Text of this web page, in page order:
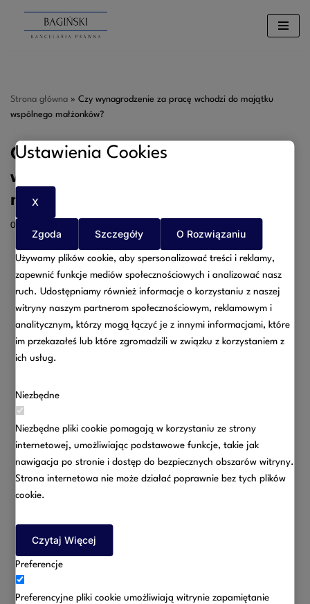
Przejdź
Strona główna » Czy wynagrodzenie za pracę wchodzi do majątku
wspólnego małżonków?
Czy wynagrodzenie za pracę
wchodzi do majątku wspólnego
małżonków?
09/07/2025
Czy wynagrodzenie za pracę wchodzi do majątku
składników majątku wspólnego. Kwestia ta jest
uregulowana w kodeksie rodzinnym i opiekuńczym, który
stanowi jednoznacznie, że pobrane wynagrodzenie za pracę
oraz dochody z innej działalności zarobkowej małżonka
Ustawienia Cookies
X
Zgoda Szczegóły O Rozwiązaniu
Używamy plików cookie, aby spersonalizować treści i reklamy,
zapewnić funkcje mediów społecznościowych i analizować nasz
ruch. Udostępniamy również informacje o korzystaniu z naszej
witryny naszym partnerom społecznościowym, reklamowym i
analitycznym, którzy mogą łączyć je z innymi informacjami, które
im przekazałeś lub które zgromadzili w związku z korzystaniem z
ich usług.
Niezbędne
Niezbędne pliki cookie pomagają w korzystaniu ze strony
internetowej, umożliwiając podstawowe funkcje, takie jak
nawigacja po stronie i dostęp do bezpiecznych obszarów witryny.
Strona internetowa nie może działać poprawnie bez tych plików
cookie.
Czytaj Więcej
Preferencje
Preferencyjne pliki cookie umożliwiają witrynie zapamiętanie